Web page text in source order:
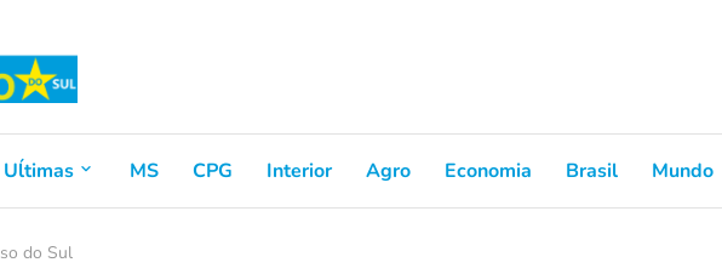
Uĺtimas MS CPG Interior Agro Economia Brasil Mundo
do Sul